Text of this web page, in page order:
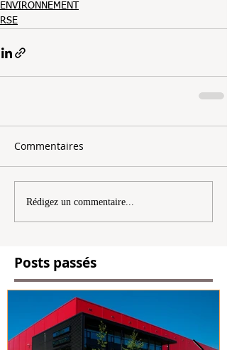
ENVIRONNEMENT
RSE
Commentaires
Rédigez un commentaire...
Posts passés